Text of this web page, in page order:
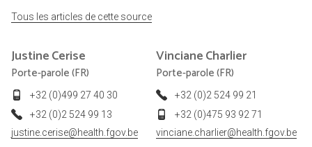
Tous les articles de cette source
JustineCerise
Porte-parole (FR)
+32 (0)499 27 40 30
+32 (0)2 524 99 13
justine.cerise@health.fgov.be
VincianeCharlier
Porte-parole (FR)
+32 (0)2 524 99 21
+32 (0)475 93 92 71
vinciane.charlier@health.fgov.be